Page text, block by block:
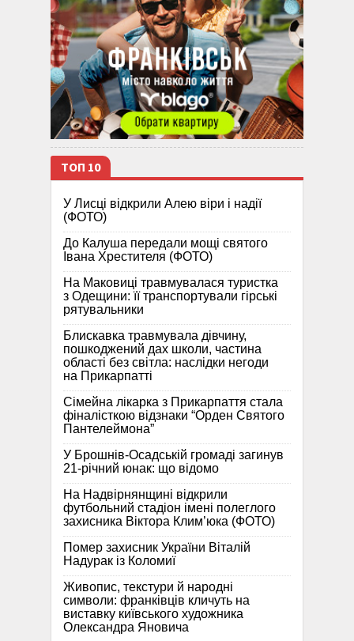
ТОП 10
У Лисці відкрили Алею віри і надії
(ФОТО)
До Калуша передали мощі святого
Івана Хрестителя (ФОТО)
На Маковиці травмувалася туристка
з Одещини: її транспортували гірські
рятувальники
Блискавка травмувала дівчину,
пошкоджений дах школи, частина
області без світла: наслідки негоди
на Прикарпатті
Сімейна лікарка з Прикарпаття стала
фіналісткою відзнаки “Орден Святого
Пантелеймона”
У Брошнів-Осадській громаді загинув
21-річний юнак: що відомо
На Надвірнянщині відкрили
футбольний стадіон імені полеглого
захисника Віктора Клим’юка (ФОТО)
Помер захисник України Віталій
Надурак із Коломиї
Живопис, текстури й народні
символи: франківців кличуть на
виставку київського художника
Олександра Яновича